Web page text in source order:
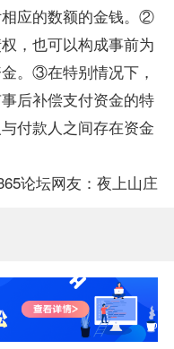
应的数额的金钱。②
，也可以构成事前为
。③在特别情况下，
后补偿支付资金的特
付款人之间存在资金
论坛网友：夜上山庄